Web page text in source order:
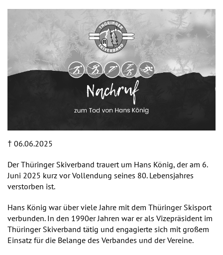
† 06.06.2025
Der Thüringer Skiverband trauert um Hans König, der am 6.
Juni 2025 kurz vor Vollendung seines 80. Lebensjahres
verstorben ist.
Hans König war über viele Jahre mit dem Thüringer Skisport
verbunden. In den 1990er Jahren war er als Vizepräsident im
Thüringer Skiverband tätig und engagierte sich mit großem
Einsatz für die Belange des Verbandes und der Vereine.